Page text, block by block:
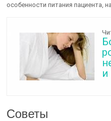
особенности питания пациента,
и
Советы